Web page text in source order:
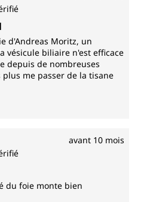
5 étoiles
d'Andreas Moritz, un
vésicule biliaire n'est efficace
depuis de nombreuses
me passer de la tisane
avant 10 mois
5 étoiles
du foie monte bien